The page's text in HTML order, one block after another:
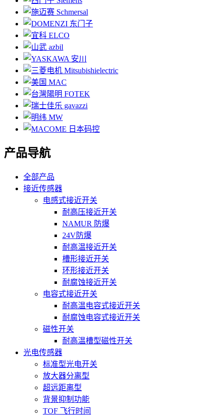
产品导航
全部产品
接近传感器
电感式接近开关
耐高压接近开关
NAMUR 防爆
24V防爆
耐高温接近开关
槽形接近开关
环形接近开关
耐腐蚀接近开关
电容式接近开关
耐高温电容式接近开关
耐腐蚀电容式接近开关
磁性开关
耐高温槽型磁性开关
光电传感器
标准型光电开关
放大器分离型
超远距离型
背景抑制功能
TOF 飞行时间